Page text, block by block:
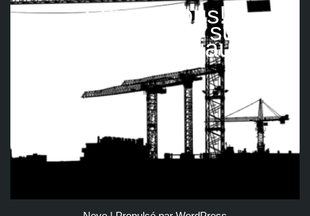
Suivez nous!
Retrouvez-nous sur les
réseaux sociaux